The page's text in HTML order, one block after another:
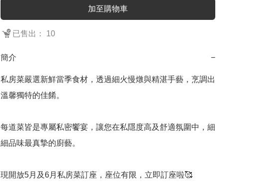
加至購物車
已售出： 10
簡介 −
私房菜嚴選新鮮當季食材，透過細火慢燉與精湛手藝，烹調出
溫馨獨特的佳餚。
每道菜皆是專屬私密饗宴，讓您在私隱度高及舒適氛圍中，細
細品味最真摯的廚藝。
現開放5月及6月私房菜訂座，座位有限，立即訂座啦🥰